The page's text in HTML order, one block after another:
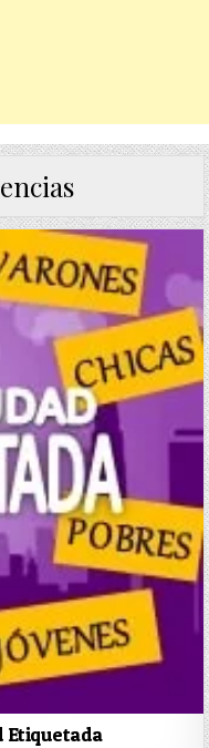
Etiquetada